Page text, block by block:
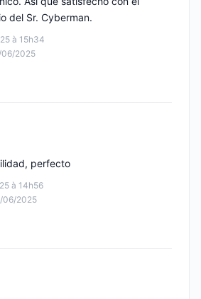
à 15h34
06/2025
del Sr. Cyberman.
à 14h56
06/2025
perfecto